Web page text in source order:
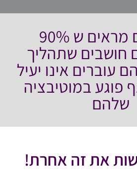
מחקרים מראים ש 90%
חושבים שתהליך
עוברים אינו יעיל
פוגע במוטיבציה
שלהם
את זה אחרת!